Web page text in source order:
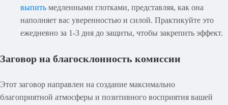
выпить медленными глотками, представляя, как она
наполняет вас уверенностью и силой. Практикуйте это
ежедневно за 1-3 дня до защиты, чтобы закрепить эффект.
Заговор на благосклонность комиссии
Этот заговор направлен на создание максимально
благоприятной атмосферы и позитивного восприятия вашей